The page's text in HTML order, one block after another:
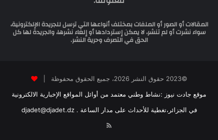
المقالات أو الصور أو الملفات بمختلف أنواعها التي ترسل للجريدة الإلكترونية،
سواء نشرت أو لم تنشر، لا يمكن إستردادها أو إلغاء نشرها، والجريدة لها كل
الحق في التصرف وحرية النشر.
©2023 حقوق النشر 2026، جميع الحقوق محفوظة |
موقع جادت نيوز :نشاط وطني معتمد من أوائل المواقع الإخبارية الالكترونية
في الجزائر،تغطية للأحداث على مدار الساعة . djadet@djadet.dz
RSS